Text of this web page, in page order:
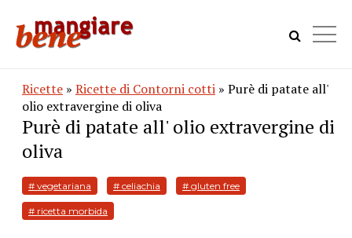
Ricette » Ricette di Contorni cotti » Purè di patate all'
olio extravergine di oliva
Purè di patate all' olio extravergine di
oliva
# vegetariana # celiachia # gluten free
# ricetta morbida